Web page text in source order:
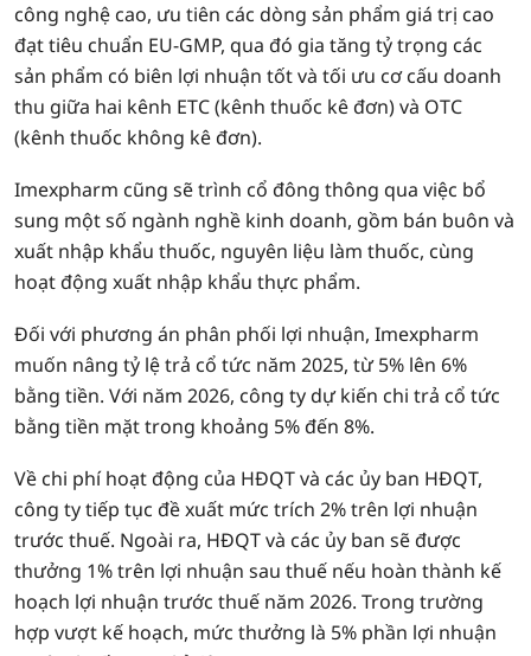
công nghệ cao, ưu tiên các dòng sản phẩm giá trị cao
đạt tiêu chuẩn EU-GMP, qua đó gia tăng tỷ trọng các
sản phẩm có biên lợi nhuận tốt và tối ưu cơ cấu doanh
thu giữa hai kênh ETC (kênh thuốc kê đơn) và OTC
(kênh thuốc không kê đơn).
Imexpharm cũng sẽ trình cổ đông thông qua việc bổ
sung một số ngành nghề kinh doanh, gồm bán buôn và
xuất nhập khẩu thuốc, nguyên liệu làm thuốc, cùng
hoạt động xuất nhập khẩu thực phẩm.
Đối với phương án phân phối lợi nhuận, Imexpharm
muốn nâng tỷ lệ trả cổ tức năm 2025, từ 5% lên 6%
bằng tiền. Với năm 2026, công ty dự kiến chi trả cổ tức
bằng tiền mặt trong khoảng 5% đến 8%.
Về chi phí hoạt động của HĐQT và các ủy ban HĐQT,
công ty tiếp tục đề xuất mức trích 2% trên lợi nhuận
trước thuế. Ngoài ra, HĐQT và các ủy ban sẽ được
thưởng 1% trên lợi nhuận sau thuế nếu hoàn thành kế
hoạch lợi nhuận trước thuế năm 2026. Trong trường
hợp vượt kế hoạch, mức thưởng là 5% phần lợi nhuận